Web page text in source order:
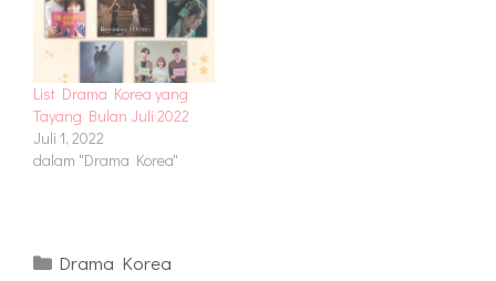
List Drama Korea yang
Tayang Bulan Juli 2022
Juli 1, 2022
dalam "Drama Korea"
Kategori
Drama Korea